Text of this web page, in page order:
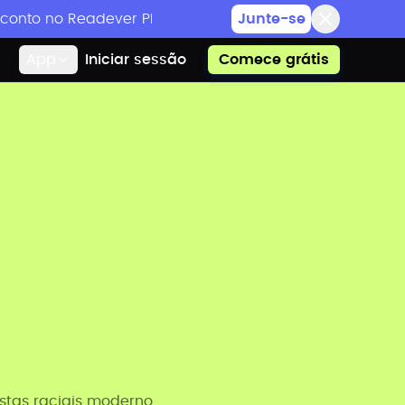
no Readever PRO e eventos de leitura exclusivos
Junte-se
Iniciar sessão Comece grátis
raciais moderno